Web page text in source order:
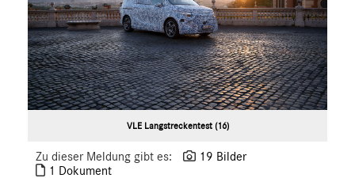
VLE Langstreckentest (16)
Zu dieser Meldung gibt es:
19 Bilder
1 Dokument